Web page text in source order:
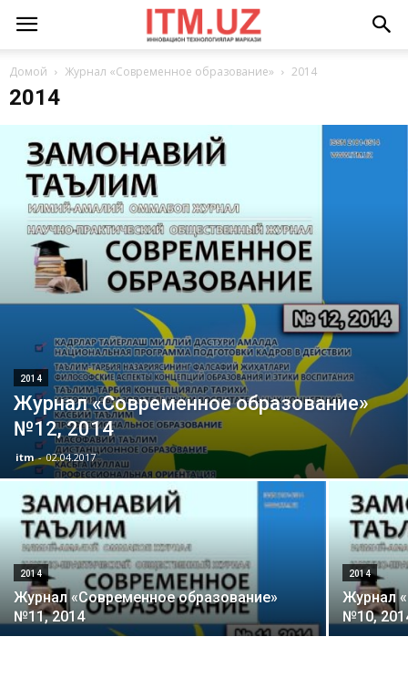
Домой Журнал «Современное образование» 2014
2014
2014
Журнал «Современное образование»
№12, 2014
itm - 02.04.2017
2014
Журнал «Современное образование»
№11, 2014
2014
Журнал
№10,